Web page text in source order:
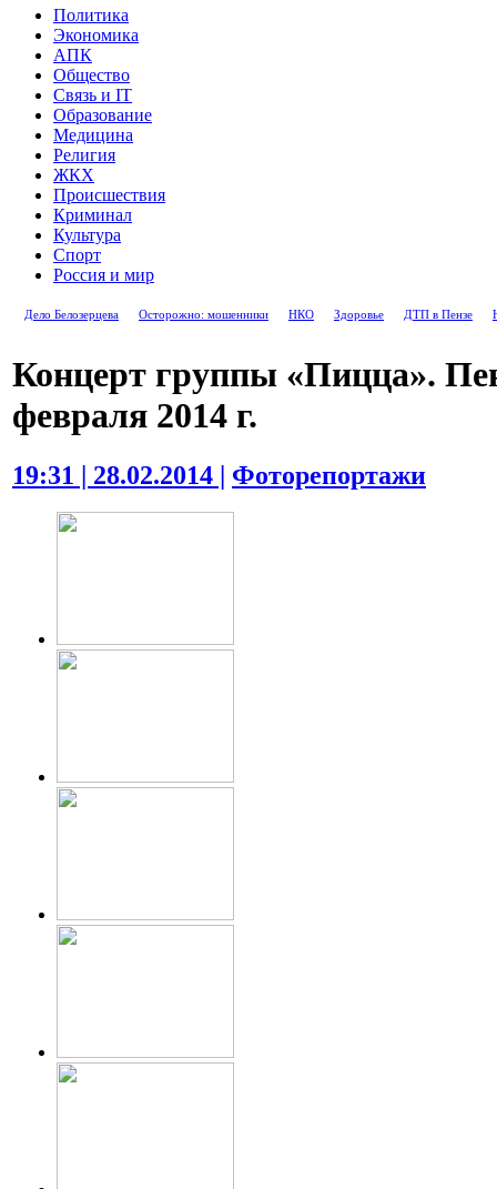
Политика
Экономика
АПК
Общество
Связь и IT
Образование
Медицина
Религия
ЖКХ
Происшествия
Криминал
Культура
Спорт
Россия и мир
Дело Белозерцева Осторожно: мошенники НКО Здоровье ДТП в Пензе
Концерт группы «Пицца».
февраля 2014 г.
19:31 | 28.02.2014 | Фоторепортажи